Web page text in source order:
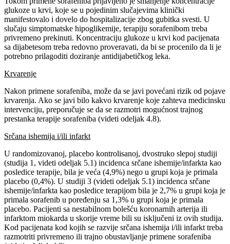
glukoze u krvi, koje se u pojedinim slučajevima klinički
manifestovalo i dovelo do hospitalizacije zbog gubitka svesti. U
slučaju simptomatske hipoglikemije, terapiju sorafenibom treba
privremeno prekinuti. Koncentraciju glukoze u krvi kod pacijenata
sa dijabetesom treba redovno proveravati, da bi se procenilo da li je
potrebno prilagoditi doziranje antidijabetičkog leka.
Krvarenje
Nakon primene sorafeniba, može da se javi povećani rizik od pojave
krvarenja. Ako se javi bilo kakvo krvarenje koje zahteva medicinsku
intervenciju, preporučuje se da se razmotri mogućnost trajnog
prestanka terapije sorafeniba (videti odeljak 4.8).
Srčana ishemija i/ili infarkt
U randomizovanoj, placebo kontrolisanoj, dvostruko slepoj studiji
(studija 1, videti odeljak 5.1) incidenca srčane ishemije/infarkta kao
posledice terapije, bila je veća (4,9%) nego u grupi koja je primala
placebo (0,4%). U studiji 3 (videti odeljak 5.1) incidenca srčane
ishemije/infarkta kao posledice terapijom bila je 2,7% u grupi koja je
primala sorafenib u poređenju sa 1,3% u grupi koja je primala
placebo. Pacijenti sa nestabilnom bolešću koronarnih arterija ili
infarktom miokarda u skorije vreme bili su isključeni iz ovih studija.
Kod pacijenata kod kojih se razvije srčana ishemija i/ili infarkt treba
razmotriti privremeno ili trajno obustavljanje primene sorafeniba